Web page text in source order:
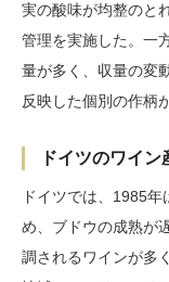
実の酸味が均整のと
管理を実施した。一
量が多く、収量の変
反映した個別の作柄
ドイツのワイン
ドイツでは、1985
め、ブドウの成熟が
調されるワインが多